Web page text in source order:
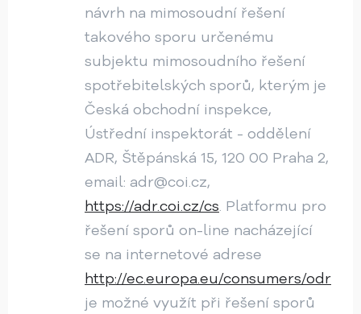
návrh na mimosoudní řešení
takového sporu určenému
subjektu mimosoudního řešení
spotřebitelských sporů, kterým je
Česká obchodní inspekce,
Ústřední inspektorát - oddělení
ADR, Štěpánská 15, 120 00 Praha 2,
email: adr@coi.cz,
https://adr.coi.cz/cs. Platformu pro
řešení sporů on-line nacházející
se na internetové adrese
http://ec.europa.eu/consumers/odr
je možné využít při řešení sporů